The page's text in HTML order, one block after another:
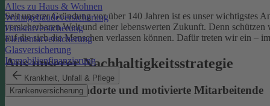
Alles zu Haus & Wohnen
Wohngebäudeversicherung
Hausratversicherung
Elementarversicherung
Glasversicherung
Immobilienfinanzierung
Krankheit, Unfall & Pflege
Krankenversicherung
Seit unserer Gründung vor über 140 Jahren ist es unser wichtigstes
versicherbaren Welt und einer lebenswerten Zukunft. Denn
auf die sich die Menschen verlassen können. Dafür treten wir ein –
Aus unserer Nachhaltigkeitsstrategie
Nachhaltige Standorte und motivierte Mitarbeitende